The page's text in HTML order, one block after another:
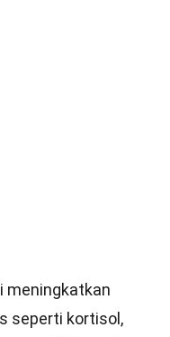
meningkatkan
seperti kortisol,